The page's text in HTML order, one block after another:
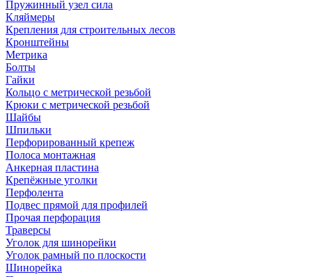
Пружинный узел сила
Кляймеры
Крепления для строительных лесов
Кронштейны
Метрика
Болты
Гайки
Кольцо с метрической резьбой
Крюки с метрической резьбой
Шайбы
Шпильки
Перфорированный крепеж
Полоса монтажная
Анкерная пластина
Крепёжные уголки
Перфолента
Подвес прямой для профилей
Прочая перфорация
Траверсы
Уголок для шинорейки
Уголок рамный по плоскости
Шинорейка